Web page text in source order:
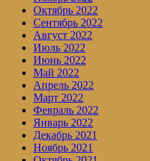
Октябрь 2022
Сентябрь 2022
Август 2022
Июль 2022
Июнь 2022
Май 2022
Апрель 2022
Март 2022
Февраль 2022
Январь 2022
Декабрь 2021
Ноябрь 2021